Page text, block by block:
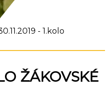
- 1.kolo
ŽÁKOVSKÉ